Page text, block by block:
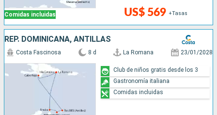
Comidas incluidas US$ 569 +Tasas
REP. DOMINICANA, ANTILLAS
Costa Fascinosa 8 d La Romana 23/01/2028
Club de niños gratis desde los 3
Gastronomía italiana
Comidas incluidas